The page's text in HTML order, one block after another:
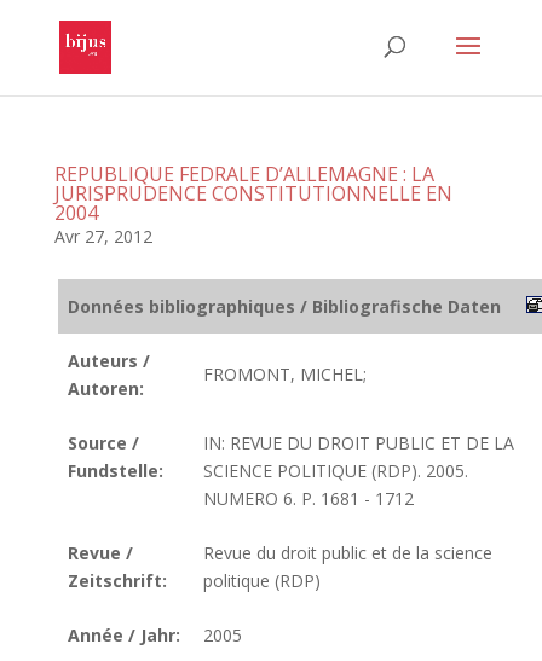
REPUBLIQUE FEDRALE D’ALLEMAGNE : LA
JURISPRUDENCE CONSTITUTIONNELLE EN
2004
Avr 27, 2012
Données bibliographiques / Bibliografische Daten
Auteurs /
Autoren:
FROMONT, MICHEL;
Source /
Fundstelle:
IN: REVUE DU DROIT PUBLIC ET DE LA
SCIENCE POLITIQUE (RDP). 2005.
NUMERO 6. P. 1681 - 1712
Revue /
Zeitschrift:
Revue du droit public et de la science
politique (RDP)
Année / Jahr: 2005